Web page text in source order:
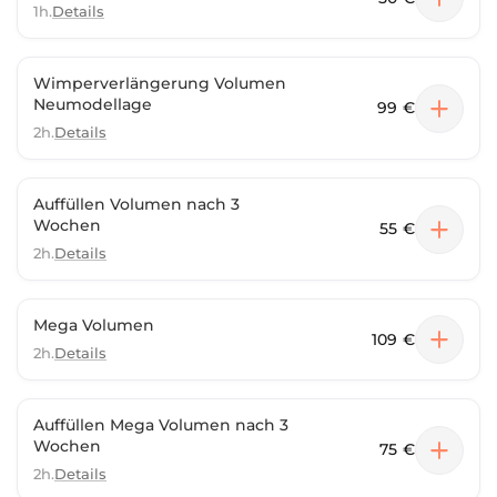
1h.Details
Wimperverlängerung Volumen
Neumodellage
2h.Details
99 €
Auffüllen Volumen nach 3
Wochen
2h.Details
55 €
Mega Volumen
2h.Details
109 €
Auffüllen Mega Volumen nach 3
Wochen
2h.Details
75 €